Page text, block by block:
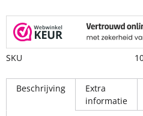
SKU
Beschrijving
Extra
informatie